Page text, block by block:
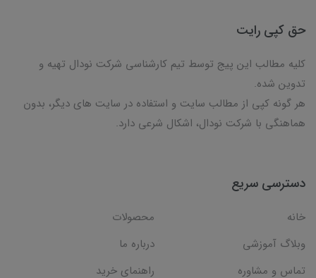
حق کپی رایت
کلیه مطالب این پیج توسط تیم کارشناسی شرکت نودال تهیه و
تدوین شده.
هر گونه کپی از مطالب سایت و استفاده در سایت های دیگر، بدون
هماهنگی با شرکت نودال، اشکال شرعی دارد.
دسترسی سریع
خانه
محصولات
وبلاگ آموزشی
درباره ما
تماس و مشاوره
راهنمای خرید